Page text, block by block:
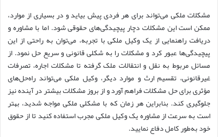
مشکلات ملکی می‌تواند برای هر فردی پیش بیاید و در بسیاری از موارد،
ممکن است این مشکلات دچار پیچیدگی‌های حقوقی شود. اما با مشاوره و
دریافت راهنمایی از یک وکیل ملکی با تجربه، می‌توان به راحتی از این
پیچیدگی‌ها عبور کرد و مشکلات را به شکلی قانونی و سریع حل نمود. از
مسائل مربوط به نقل و انتقالات ملک گرفته تا مشکلات اجاره، تصرفات
غیرقانونی، تقسیم ارث و موارد دیگر، وکیل ملکی می‌تواند راه‌حل‌های
مؤثری برای حل مشکلات فراهم آورد و از بروز مشکلات بیشتر در آینده نیز
جلوگیری کند. بنابراین هر زمان که با مشکلی ملکی مواجه شدید، بهتر
است به ‌سرعت از مشاوره یک وکیل ملکی مجرب استفاده کنید تا از حقوق
خود به‌طور کامل دفاع نمایید.